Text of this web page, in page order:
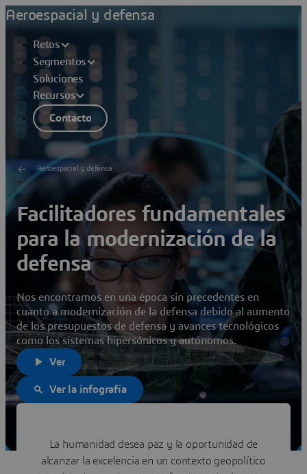
Aeroespacial y defensa
Retos
Segmentos
Soluciones
Recursos
Contacto
Aeroespacial y defensa
Facilitadores fundamentales
para la modernización de la
defensa
Nos encontramos en una época sin precedentes en
cuanto a modernización de la defensa debido al aumento
de los presupuestos de defensa y avances tecnológicos
como los sistemas hipersónicos y autónomos.
Ver
Ver la infografía
La humanidad desea paz y la oportunidad de
alcanzar la excelencia en un contexto geopolítico